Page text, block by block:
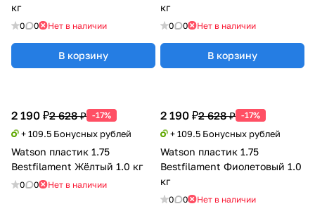
кг
0 0 Нет в наличии
В корзину
кг
0 0 Нет в наличии
В корзину
2 190 ₽2 628 ₽ -17%
+ 109.5 Бонусных рублей
Watson пластик 1.75
Bestfilament Жёлтый 1.0 кг
0 0 Нет в наличии
2 190 ₽2 628 ₽ -17%
+ 109.5 Бонусных рублей
Watson пластик 1.75
Bestfilament Фиолетовый 1.0
кг
0 0 Нет в наличии